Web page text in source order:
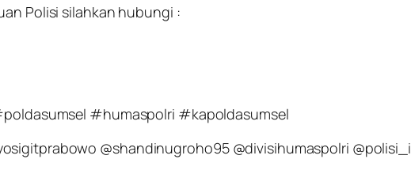
Polisi silahkan hubungi :
#humaspolri #kapoldasumsel
@shandinugroho95 @divisihumaspolri